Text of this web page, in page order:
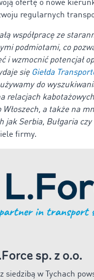
ofertę o nowe
regularnych
współpracę ze
podmiotami, co
i wzmocnić potencjał
się Giełda
do
relacjach
a także na
jak Serbia, Bułgaria
firmy.
sp. z o.o.
siedzibą w Tychach